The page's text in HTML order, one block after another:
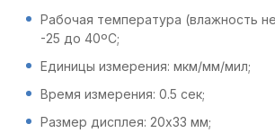
Рабочая температура (влажность
-25 до 40ºС;
Единицы измерения: мкм/мм/мил;
Время измерения: 0.5 сек;
Размер дисплея: 20х33 мм;